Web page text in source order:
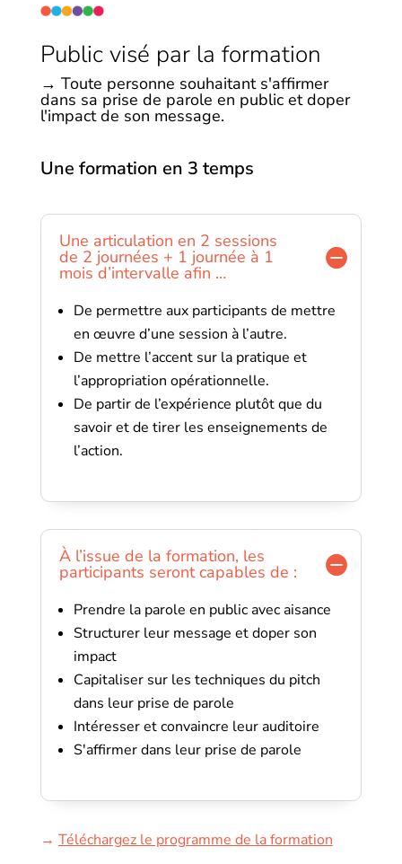
Public visé par la formation
→ Toute personne souhaitant s'affirmer
dans sa prise de parole en public et doper
l'impact de son message.
Une formation en 3 temps
Une articulation en 2 sessions
de 2 journées + 1 journée à 1
mois d’intervalle afin …
De permettre aux participants de mettre
en œuvre d’une session à l’autre.
De mettre l’accent sur la pratique et
l’appropriation opérationnelle.
De partir de l’expérience plutôt que du
savoir et de tirer les enseignements de
l’action.
À l’issue de la formation, les
participants seront capables de :
Prendre la parole en public avec aisance
Structurer leur message et doper son
impact
Capitaliser sur les techniques du pitch
dans leur prise de parole
Intéresser et convaincre leur auditoire
S'affirmer dans leur prise de parole
→Téléchargez le programme de la formation